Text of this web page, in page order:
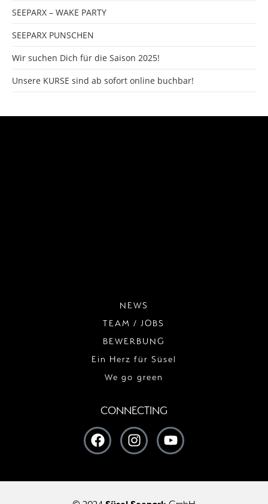
SEEPARX – WAKE PARTY
SEEPARX PUNSCHEN
Wir suchen Dich für die Saison 2025!
Unsere KURSE sind ab sofort online buchbar!
NEWS
TEAM / JOBS
BEWERBUNG
Ein Herz für Süsel
We go green
CONNECTING